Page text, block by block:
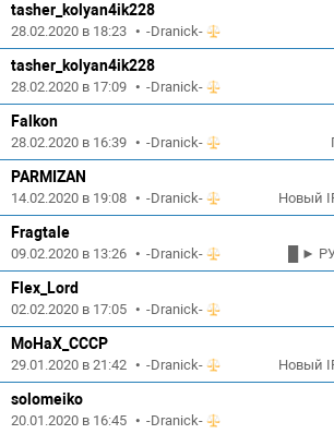
tasher_kolyan4ik228
28.02.2020 в 18:23 • -Dranick-
tasher_kolyan4ik228
28.02.2020 в 17:09 • -Dranick-
Falkon
28.02.2020 в 16:39 • -Dranick-
PARMIZAN
14.02.2020 в 19:08 • -Dranick-
Новый
Fragtale
09.02.2020 в 13:26 • -Dranick-
█ ►
Flex_Lord
02.02.2020 в 17:05 • -Dranick-
MoHaX_CCCP
29.01.2020 в 21:42 • -Dranick-
Новый
solomeiko
20.01.2020 в 16:45 • -Dranick-